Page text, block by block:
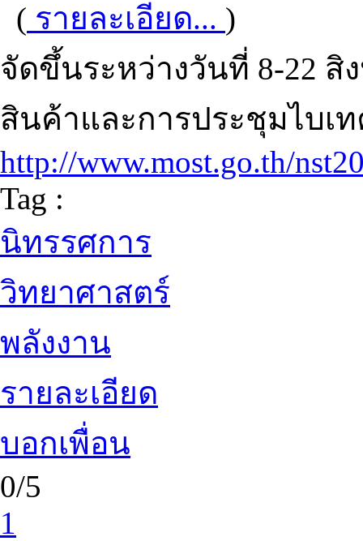
( รายละเอียด... )
จัดขึ้นระหว่างวันที่ 8-22
สินค้าและการประชุมไบเ
http://www.most.go.th/
Tag :
นิทรรศการ
วิทยาศาสตร์
พลังงาน
รายละเอียด
บอกเพื่อน
0/5
1